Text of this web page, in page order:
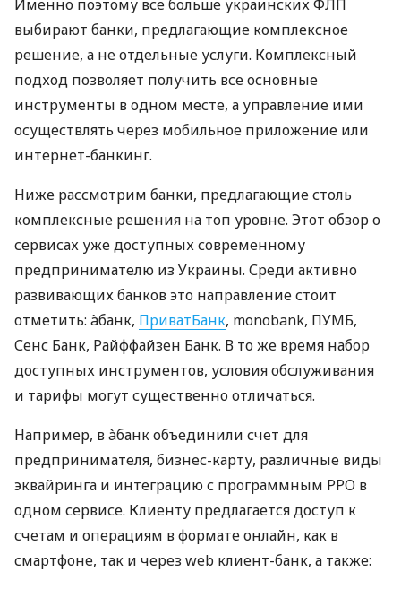
Именно поэтому все больше украинских ФЛП
выбирают банки, предлагающие комплексное
решение, а не отдельные услуги. Комплексный
подход позволяет получить все основные
инструменты в одном месте, а управление ими
осуществлять через мобильное приложение или
интернет-банкинг.
Ниже рассмотрим банки, предлагающие столь
комплексные решения на топ уровне. Этот обзор о
сервисах уже доступных современному
предпринимателю из Украины. Среди активно
развивающих банков это направление стоит
отметить: àбанк, ПриватБанк, monobank, ПУМБ,
Сенс Банк, Райффайзен Банк. В то же время набор
доступных инструментов, условия обслуживания
и тарифы могут существенно отличаться.
Например, в àбанк объединили счет для
предпринимателя, бизнес-карту, различные виды
эквайринга и интеграцию с программным РРО в
одном сервисе. Клиенту предлагается доступ к
счетам и операциям в формате онлайн, как в
смартфоне, так и через web клиент-банк, а также: